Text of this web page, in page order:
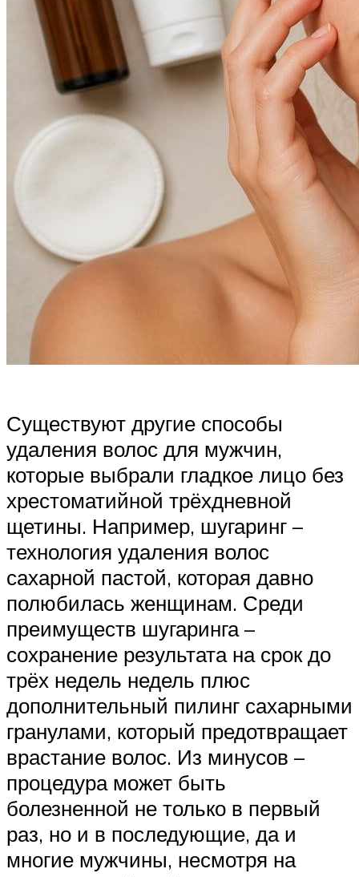
Существуют другие способы
удаления волос для мужчин,
которые выбрали гладкое лицо без
хрестоматийной трёхдневной
щетины. Например, шугаринг –
технология удаления волос
сахарной пастой, которая давно
полюбилась женщинам. Среди
преимуществ шугаринга –
сохранение результата на срок до
трёх недель недель плюс
дополнительный пилинг сахарными
гранулами, который предотвращает
врастание волос. Из минусов –
процедура может быть
болезненной не только в первый
раз, но и в последующие, да и
многие мужчины, несмотря на